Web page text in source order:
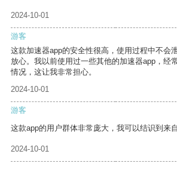
2024-10-01
游客
这款加速器app的安全性很高，使用过程中不会
放心。我以前使用过一些其他的加速器app，经
情况，这让我非常担心。
2024-10-01
游客
这款app的用户群体非常庞大，我可以结识到来
2024-10-01